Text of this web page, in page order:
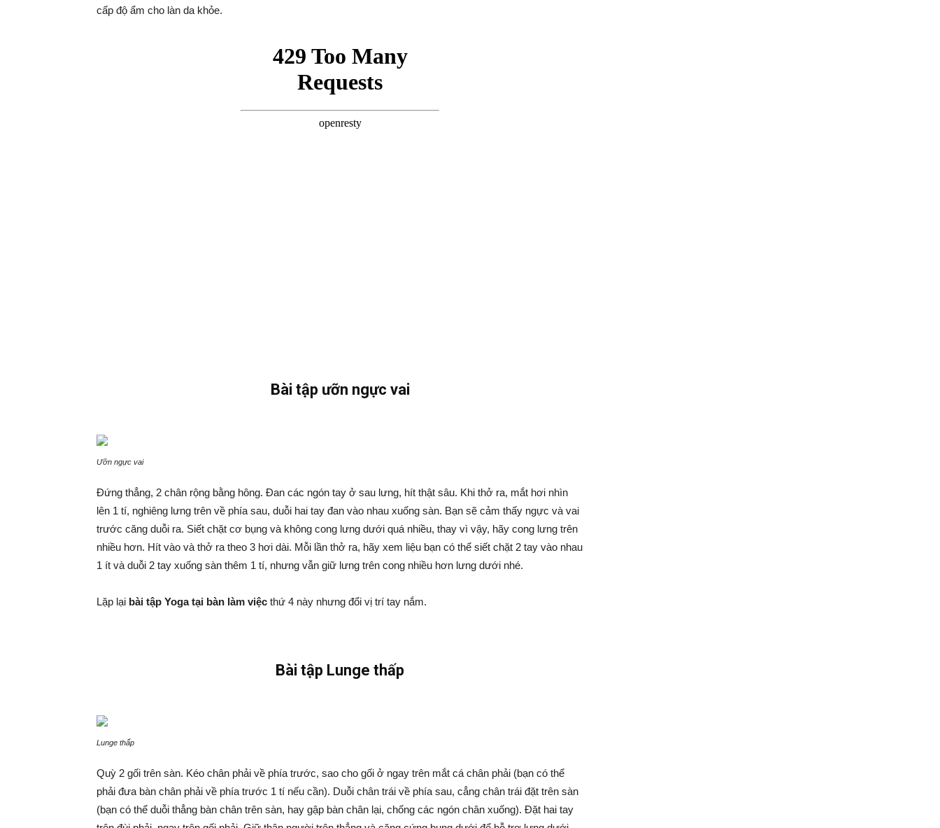
cấp độ ẩm cho làn da khỏe.
Bài tập ưỡn ngực vai
Ưỡn ngực vai
Đứng thẳng, 2 chân rộng bằng hông. Đan các ngón tay ở sau lưng, hít thật sâu. Khi thở ra, mắt hơi nhìn
lên 1 tí, nghiêng lưng trên về phía sau, duỗi hai tay đan vào nhau xuống sàn. Bạn sẽ cảm thấy ngực và vai
trước căng duỗi ra. Siết chặt cơ bụng và không cong lưng dưới quá nhiều, thay vì vậy, hãy cong lưng trên
nhiều hơn. Hít vào và thở ra theo 3 hơi dài. Mỗi lần thở ra, hãy xem liệu bạn có thể siết chặt 2 tay vào nhau
1 ít và duỗi 2 tay xuống sàn thêm 1 tí, nhưng vẫn giữ lưng trên cong nhiều hơn lưng dưới nhé.
Lặp lại bài tập Yoga tại bàn làm việc thứ 4 này nhưng đổi vị trí tay nắm.
Bài tập Lunge thấp
Lunge thấp
Quỳ 2 gối trên sàn. Kéo chân phải về phía trước, sao cho gối ở ngay trên mắt cá chân phải (bạn có thể
phải đưa bàn chân phải về phía trước 1 tí nếu cần). Duỗi chân trái về phía sau, cẳng chân trái đặt trên sàn
(bạn có thể duỗi thẳng bàn chân trên sàn, hay gập bàn chân lại, chống các ngón chân xuống). Đặt hai tay